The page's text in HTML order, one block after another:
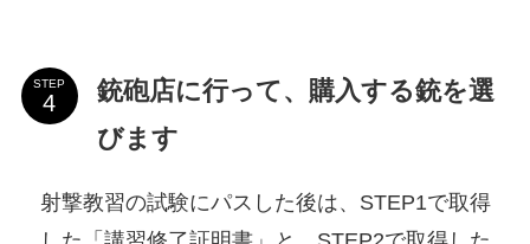
STEP
銃砲店に行って、購入する銃を選
びます
射撃教習の試験にパスした後は、STEP1で取得